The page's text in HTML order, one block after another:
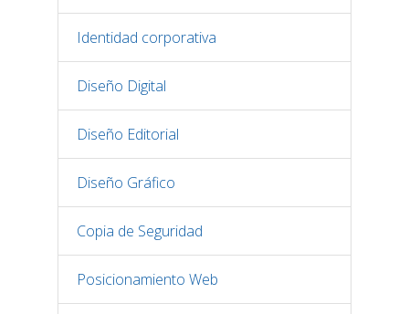
Identidad corporativa
Diseño Digital
Diseño Editorial
Diseño Gráfico
Copia de Seguridad
Posicionamiento Web